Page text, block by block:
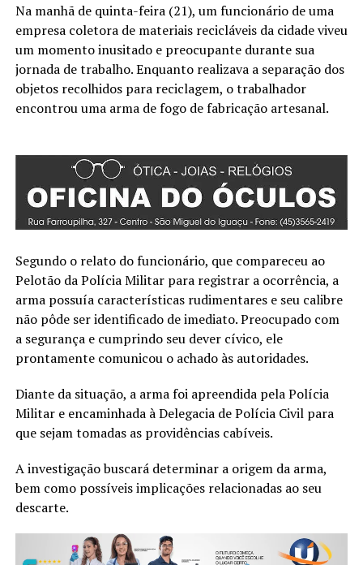
Na manhã de quinta-feira (21), um funcionário de uma
empresa coletora de materiais recicláveis da cidade viveu
um momento inusitado e preocupante durante sua
jornada de trabalho. Enquanto realizava a separação dos
objetos recolhidos para reciclagem, o trabalhador
encontrou uma arma de fogo de fabricação artesanal.
Segundo o relato do funcionário, que compareceu ao
Pelotão da Polícia Militar para registrar a ocorrência, a
arma possuía características rudimentares e seu calibre
não pôde ser identificado de imediato. Preocupado com
a segurança e cumprindo seu dever cívico, ele
prontamente comunicou o achado às autoridades.
Diante da situação, a arma foi apreendida pela Polícia
Militar e encaminhada à Delegacia de Polícia Civil para
que sejam tomadas as providências cabíveis.
A investigação buscará determinar a origem da arma,
bem como possíveis implicações relacionadas ao seu
descarte.